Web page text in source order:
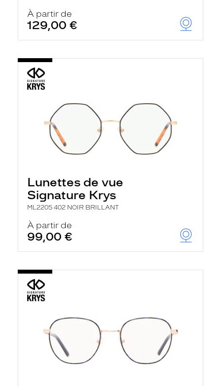
À partir de
129,00 €
Lunettes de vue
Signature Krys
ML2205 402 NOIR BRILLANT
À partir de
99,00 €